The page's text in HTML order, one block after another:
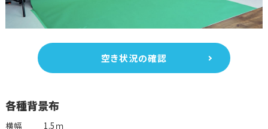
空き状況の確認
各種背景布
横幅 1.5ｍ